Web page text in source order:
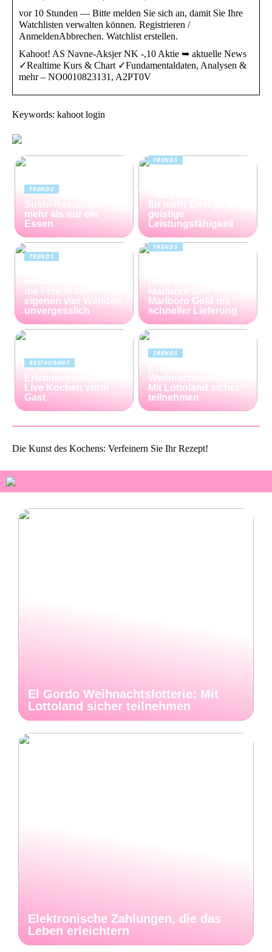
vor 10 Stunden — Bitte melden Sie sich an, damit Sie Ihre
Watchlisten verwalten können. Registrieren /
AnmeldenAbbrechen. Watchlist erstellen.
Kahoot! AS Navne-Aksjer NK -,10 Aktie ➥ aktuelle News
✓Realtime Kurs & Chart ✓Fundamentaldaten, Analysen &
mehr – NO0010823131, A2PT0V
Keywords: kahoot login
TRENDS
Sushi-Restaurant –
mehr als nur ein
Essen
TRENDS
für mehr Energie und
geistige
Leistungsfähigkeit
TRENDS
die Fete in den
eigenen vier Wänden
unvergesslich
TRENDS
Marlboro und
Marlboro Gold mit
schneller Lieferung
RESTAURANT
Erlebnisrestaurants:
Live Kochen vorm
Gast
TRENDS
Weihnachtslotterie:
Mit Lottoland sicher
teilnehmen
Die Kunst des Kochens: Verfeinern Sie Ihr Rezept!
El Gordo Weihnachtslotterie: Mit
Lottoland sicher teilnehmen
Elektronische Zahlungen, die das
Leben erleichtern